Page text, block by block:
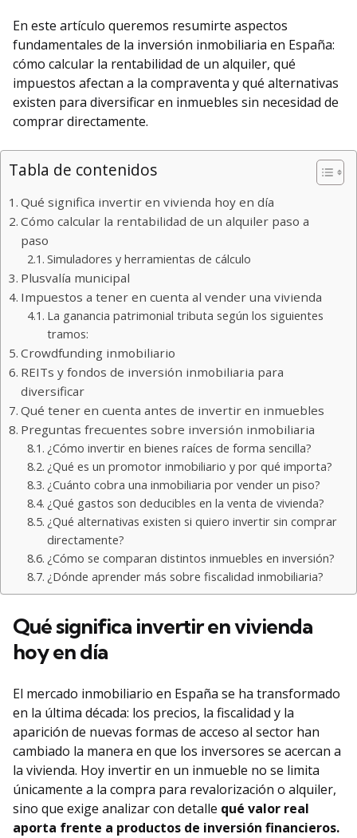
En este artículo queremos resumirte aspectos
fundamentales de la inversión inmobiliaria en España:
cómo calcular la rentabilidad de un alquiler, qué
impuestos afectan a la compraventa y qué alternativas
existen para diversificar en inmuebles sin necesidad de
comprar directamente.
Tabla de contenidos
Qué significa invertir en vivienda hoy en día
Cómo calcular la rentabilidad de un alquiler paso a
paso
Simuladores y herramientas de cálculo
Plusvalía municipal
Impuestos a tener en cuenta al vender una vivienda
La ganancia patrimonial tributa según los siguientes
tramos:
Crowdfunding inmobiliario
REITs y fondos de inversión inmobiliaria para
diversificar
Qué tener en cuenta antes de invertir en inmuebles
Preguntas frecuentes sobre inversión inmobiliaria
¿Cómo invertir en bienes raíces de forma sencilla?
¿Qué es un promotor inmobiliario y por qué importa?
¿Cuánto cobra una inmobiliaria por vender un piso?
¿Qué gastos son deducibles en la venta de vivienda?
¿Qué alternativas existen si quiero invertir sin comprar
directamente?
¿Cómo se comparan distintos inmuebles en inversión?
¿Dónde aprender más sobre fiscalidad inmobiliaria?
Qué significa invertir en vivienda
hoy en día
El mercado inmobiliario en España se ha transformado
en la última década: los precios, la fiscalidad y la
aparición de nuevas formas de acceso al sector han
cambiado la manera en que los inversores se acercan a
la vivienda. Hoy invertir en un inmueble no se limita
únicamente a la compra para revalorización o alquiler,
sino que exige analizar con detalle qué valor real
aporta frente a productos de inversión financieros.